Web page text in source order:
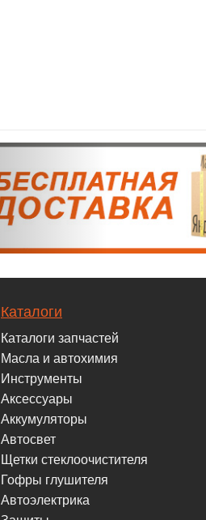
Каталоги
Каталоги запчастей
Масла и автохимия
Инструменты
Аксессуары
Аккумуляторы
Автосвет
Щетки стеклоочистителя
Гофры глушителя
Автоэлектрика